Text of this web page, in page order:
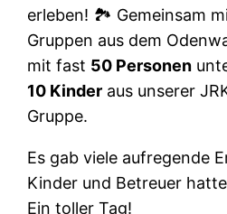
erleben! 🏞️ Gemeinsam
Gruppen aus dem
mit fast 50 Personen
10 Kinder aus unserer
Gruppe.
Es gab viele aufregende
Kinder und Betreuer
Ein toller Tag!